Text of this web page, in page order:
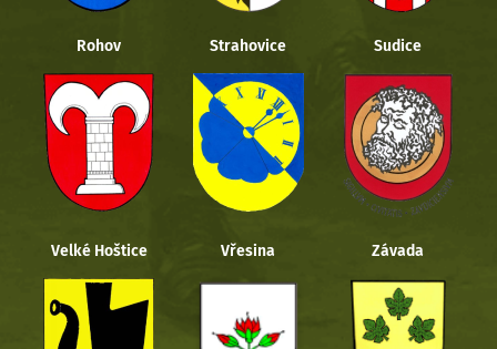
Rohov Strahovice Sudice
Velké Hoštice Vřesina Závada